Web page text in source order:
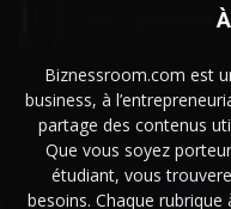
Biznessroom.com est
business, à
partage des contenus
Que vous soyez
étudiant, vous
besoins. Chaque